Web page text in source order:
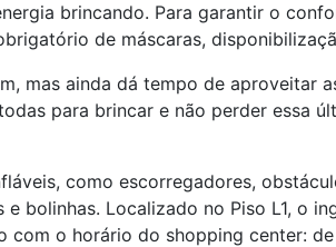
brincando. Para garantir o
de máscaras,
mas ainda dá tempo de aproveitar
para brincar e não perder essa
como escorregadores,
bolinhas. Localizado no Piso L1, o
o horário do shopping center: